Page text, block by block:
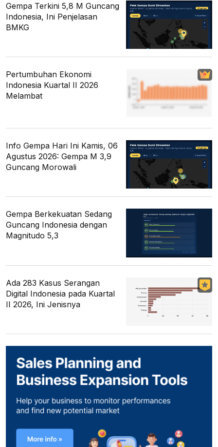
Gempa Terkini 5,8 M Guncang
Indonesia, Ini Penjelasan
BMKG
Pertumbuhan Ekonomi
Indonesia Kuartal II 2026
Melambat
Info Gempa Hari Ini Kamis, 06
Agustus 2026: Gempa M 3,9
Guncang Morowali
Gempa Berkekuatan Sedang
Guncang Indonesia dengan
Magnitudo 5,3
Ada 283 Kasus Serangan
Digital Indonesia pada Kuartal
II 2026, Ini Jenisnya